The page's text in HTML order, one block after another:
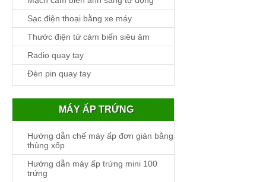
Sạc điện thoại bằng xe máy
Thước điện tử cảm biến siêu âm
Radio quay tay
Đèn pin quay tay
MÁY ẤP TRỨNG
Hướng dẫn chế máy ấp đơn giản bằng
thùng xốp
Hướng dẫn máy ấp trứng mini 100
trứng